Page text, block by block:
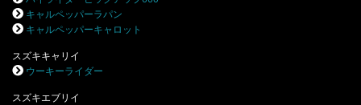
キャルペッパーラパン
キャルペッパーキャロット
スズキキャリイ
ウーキーライダー
スズキエブリイ